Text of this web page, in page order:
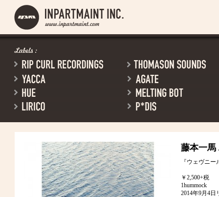
藤本一馬
『ウェヴニー
￥2,500+税
1hummock
2014年9月4日